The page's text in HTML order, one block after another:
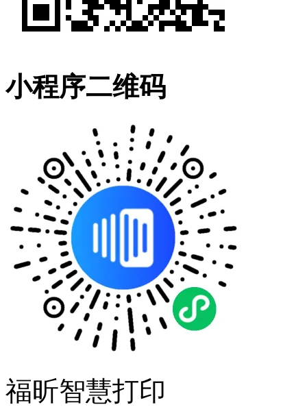
小程序二维码
福昕智慧打印